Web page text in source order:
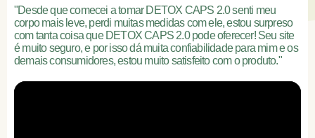
"Desde que comecei a tomar DETOX CAPS 2.0 senti meu
corpo mais leve, perdi muitas medidas com ele, estou surpreso
com tanta coisa que DETOX CAPS 2.0 pode oferecer! Seu site
é muito seguro, e por isso dá muita confiabilidade para mim e os
demais consumidores, estou muito satisfeito com o produto."